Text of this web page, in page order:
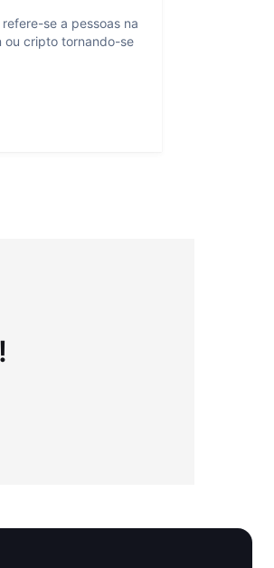
se a pessoas na
ou cripto tornando-se